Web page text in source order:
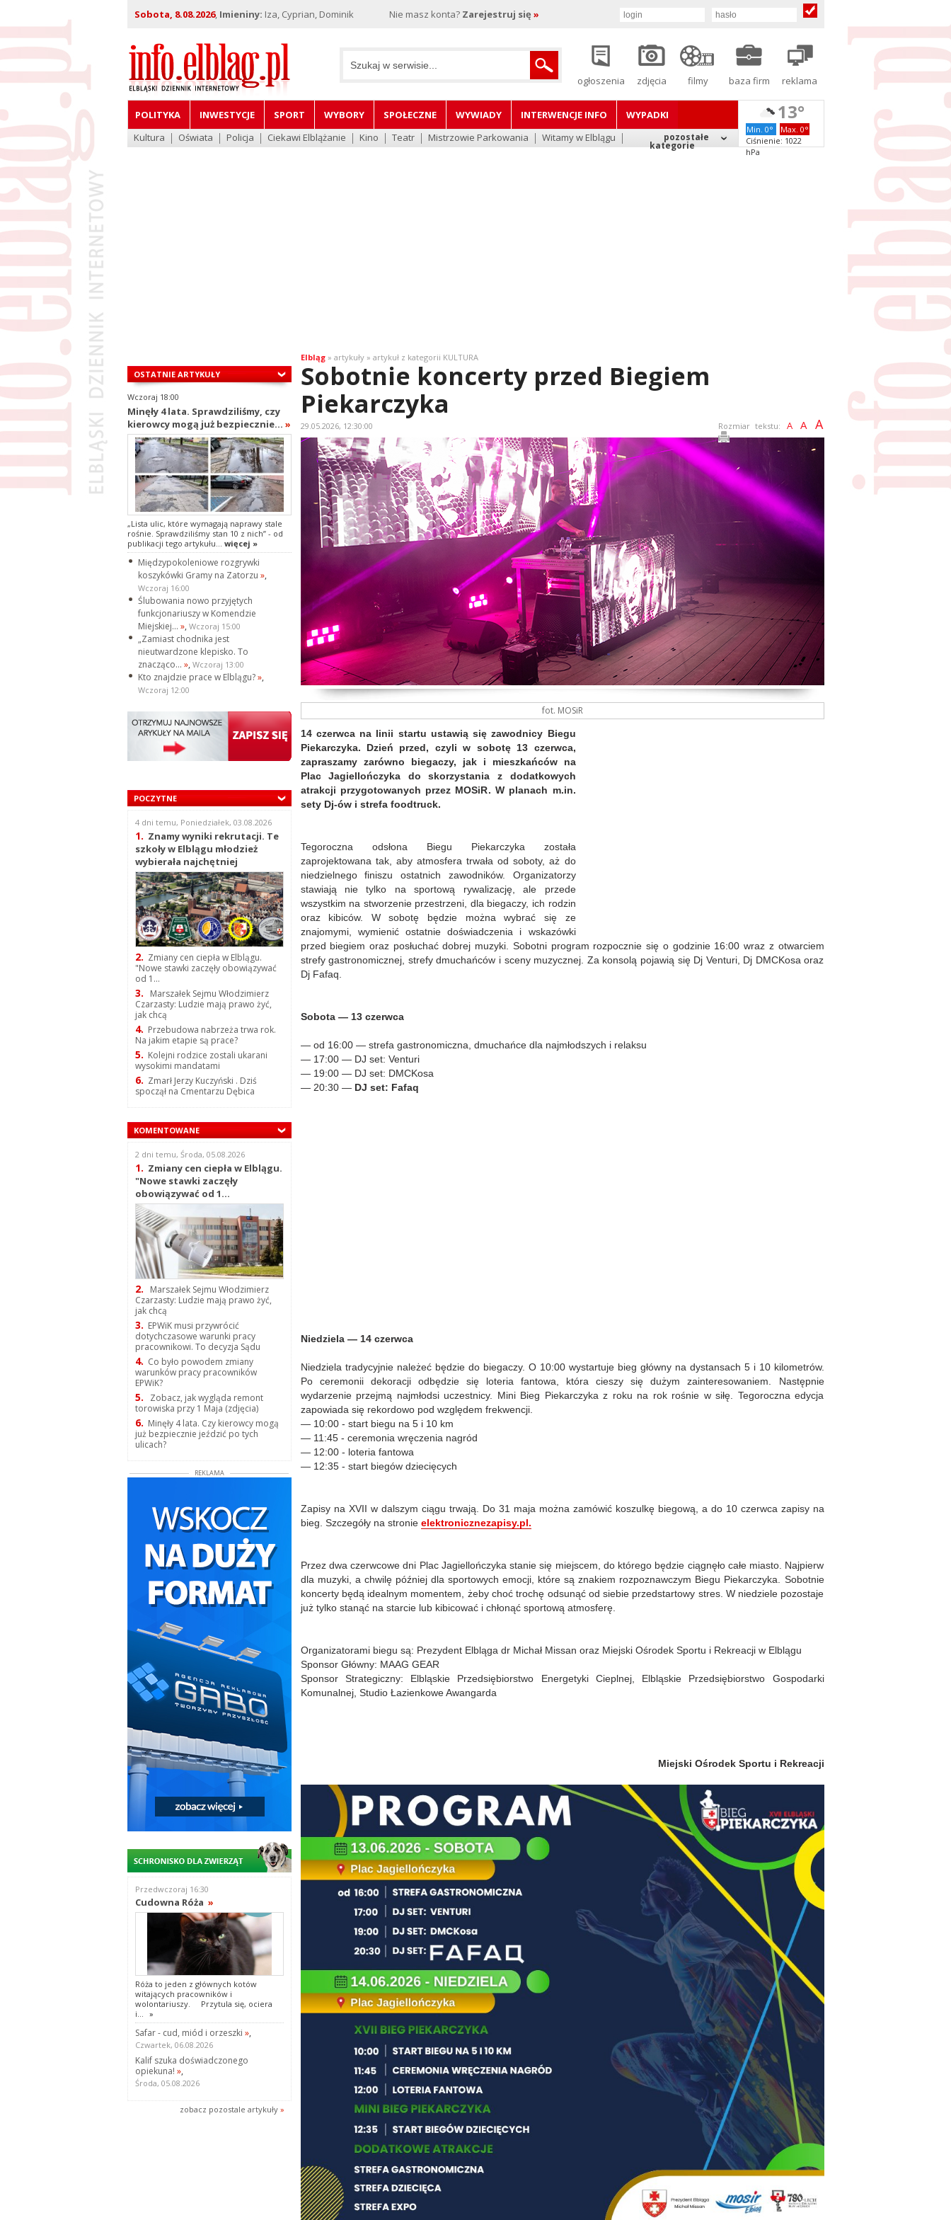
Sobota, 8.08.2026, Imieniny: Iza, Cyprian, Dominik Nie masz konta? Zarejestruj się »
ogłoszenia zdjęcia filmy baza firm reklama
POLITYKA INWESTYCJE SPORT WYBORY SPOŁECZNE WYWIADY INTERWENCJE INFO
WYPADKI
Kultura
Oświata Policja Ciekawi Elblążanie Kino Teatr Mistrzowie Parkowania Witamy w Elblągu pozostałe
kategorie
13°
Min. 0°
Max. 0°
Ciśnienie: 1022
hPa
OSTATNIE ARTYKUŁY
Wczoraj 18:00
Minęły 4 lata. Sprawdziliśmy, czy
kierowcy mogą już bezpiecznie... »
„Lista ulic, które wymagają naprawy stale
rośnie. Sprawdziliśmy stan 10 z nich” - od
publikacji tego artykułu... więcej »
Międzypokoleniowe rozgrywki
koszykówki Gramy na Zatorzu »,
Wczoraj 16:00
Ślubowania nowo przyjętych
funkcjonariuszy w Komendzie
Miejskiej... », Wczoraj 15:00
„Zamiast chodnika jest
nieutwardzone klepisko. To
znacząco... », Wczoraj 13:00
Kto znajdzie prace w Elblągu?»,
Wczoraj 12:00
POCZYTNE
4 dni temu, Poniedziałek, 03.08.2026
1. Znamy wyniki rekrutacji. Te
szkoły w Elblągu młodzież
wybierała najchętniej
2. Zmiany cen ciepła w Elblągu.
"Nowe stawki zaczęły obowiązywać
od 1...
3.
Marszałek Sejmu Włodzimierz
Czarzasty: Ludzie mają prawo żyć,
jak chcą
4. Przebudowa nabrzeża trwa rok.
Na jakim etapie są prace?
5. Kolejni rodzice zostali ukarani
wysokimi mandatami
6. Zmarł Jerzy Kuczyński . Dziś
spoczął na Cmentarzu Dębica
KOMENTOWANE
2 dni temu, Środa, 05.08.2026
1. Zmiany cen ciepła w Elblągu.
"Nowe stawki zaczęły
obowiązywać od 1...
2.
Marszałek Sejmu Włodzimierz
Czarzasty: Ludzie mają prawo żyć,
jak chcą
3. EPWiK musi przywrócić
dotychczasowe warunki pracy
pracownikowi. To decyzja Sądu
4. Co było powodem zmiany
warunków pracy pracowników
EPWiK?
5.
Zobacz, jak wygląda remont
torowiska przy 1 Maja (zdjęcia)
6. Minęły 4 lata. Czy kierowcy mogą
już bezpiecznie jeździć po tych
ulicach?
REKLAMA
Przedwczoraj 16:30
Cudowna Róża »
Róża to jeden z głównych kotów
witających pracowników i
wolontariuszy. Przytula się, ociera
i... »
Safar - cud, miód i orzeszki »,
Czwartek, 06.08.2026
Kalif szuka doświadczonego
opiekuna! »,
Środa, 05.08.2026
zobacz pozostale artykuły »
Elbląg» artykuły » artykuł z kategorii KULTURA
Sobotnie koncerty przed Biegiem
Piekarczyka
29.05.2026, 12:30:00 Rozmiar tekstu: A A A
fot. MOSiR
14 czerwca na linii startu ustawią się zawodnicy Biegu
Piekarczyka. Dzień przed, czyli w sobotę 13 czerwca,
zapraszamy zarówno biegaczy, jak i mieszkańców na
Plac Jagiellończyka do skorzystania z dodatkowych
atrakcji przygotowanych przez MOSiR. W planach m.in.
sety Dj-ów i strefa foodtruck.
Tegoroczna odsłona Biegu Piekarczyka została
zaprojektowana tak, aby atmosfera trwała od soboty, aż do
niedzielnego finiszu ostatnich zawodników. Organizatorzy
stawiają nie tylko na sportową rywalizację, ale przede
wszystkim na stworzenie przestrzeni, dla biegaczy, ich rodzin
oraz kibiców. W sobotę będzie można wybrać się ze
znajomymi, wymienić ostatnie doświadczenia i wskazówki
przed biegiem oraz posłuchać dobrej muzyki. Sobotni program rozpocznie się o godzinie 16:00 wraz z otwarciem
strefy gastronomicznej, strefy dmuchańców i sceny muzycznej. Za konsolą pojawią się Dj Venturi, Dj DMCKosa oraz
Dj Fafaq.
Sobota — 13 czerwca
— od 16:00 — strefa gastronomiczna, dmuchańce dla najmłodszych i relaksu
— 17:00 — DJ set: Venturi
— 19:00 — DJ set: DMCKosa
— 20:30 — DJ set: Fafaq
Niedziela — 14 czerwca
Niedziela tradycyjnie należeć będzie do biegaczy. O 10:00 wystartuje bieg główny na dystansach 5 i 10 kilometrów.
Po ceremonii dekoracji odbędzie się loteria fantowa, która cieszy się dużym zainteresowaniem. Następnie
wydarzenie przejmą najmłodsi uczestnicy. Mini Bieg Piekarczyka z roku na rok rośnie w siłę. Tegoroczna edycja
zapowiada się rekordowo pod względem frekwencji.
— 10:00 - start biegu na 5 i 10 km
— 11:45 - ceremonia wręczenia nagród
— 12:00 - loteria fantowa
— 12:35 - start biegów dziecięcych
Zapisy na XVII w dalszym ciągu trwają. Do 31 maja można zamówić koszulkę biegową, a do 10 czerwca zapisy na
bieg. Szczegóły na stronie elektronicznezapisy.pl.
Przez dwa czerwcowe dni Plac Jagiellończyka stanie się miejscem, do którego będzie ciągnęło całe miasto. Najpierw
dla muzyki, a chwilę później dla sportowych emocji, które są znakiem rozpoznawczym Biegu Piekarczyka. Sobotnie
koncerty będą idealnym momentem, żeby choć trochę odsunąć od siebie przedstartowy stres. W niedziele pozostaje
już tylko stanąć na starcie lub kibicować i chłonąć sportową atmosferę.
Organizatorami biegu są: Prezydent Elbląga dr Michał Missan oraz Miejski Ośrodek Sportu i Rekreacji w Elblągu
Sponsor Główny: MAAG GEAR
Sponsor Strategiczny: Elbląskie Przedsiębiorstwo Energetyki Cieplnej, Elbląskie Przedsiębiorstwo Gospodarki
Komunalnej, Studio Łazienkowe Awangarda
Miejski Ośrodek Sportu i Rekreacji